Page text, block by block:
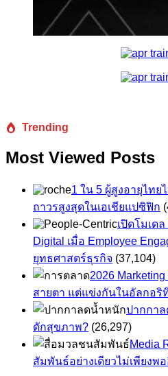
Trending
Most Viewed Posts
1 ใน 5 ผู้สูงอายุไทย
ถาวรสูงสุดในเอเชียแปซิฟิก
เปิดโมเด
Digital เมื่อ Employee
ยุทธศาสตร์ธุรกิจ (37,104)
2026
สายตา แต่แข่งกันในอัลกอริ
ปากกา
ดักสุขภาพ? (26,297)
Media
สัมพันธ์อย่างเดียวไม่เพียงพ